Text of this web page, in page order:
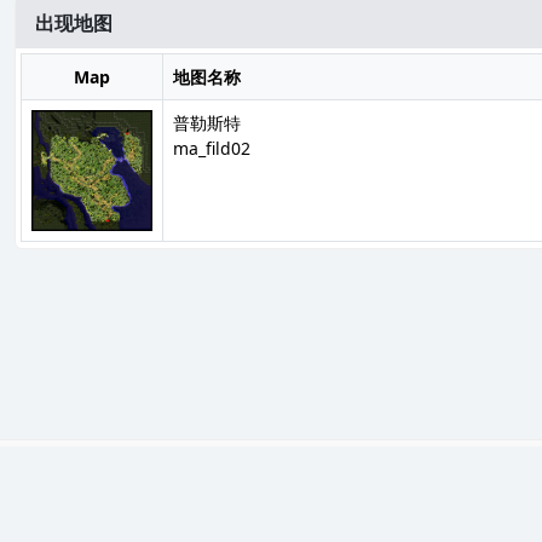
出现地图
Map 地图名称
普勒斯特
ma_fild02